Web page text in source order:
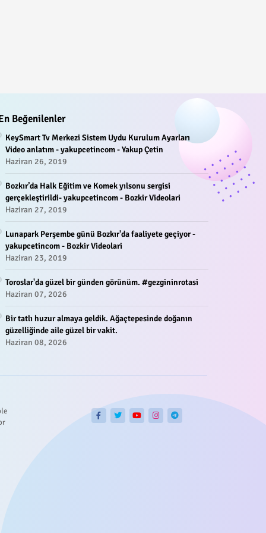
Beğenilenler
KeySmart Tv Merkezi Sistem Uydu Kurulum Ayarları
Video anlatım - yakupcetincom - Yakup Çetin
Haziran 26, 2019
Bozkır’da Halk Eğitim ve Komek yılsonu sergisi
gerçekleştirildi- yakupcetincom - Bozkir Videolari
Haziran 27, 2019
Lunapark Perşembe günü Bozkır'da faaliyete geçiyor -
yakupcetincom - Bozkir Videolari
Haziran 23, 2019
Toroslar'da güzel bir günden görünüm. #gezgininrotasi
Haziran 07, 2026
Bir tatlı huzur almaya geldik. Ağaçtepesinde doğanın
güzelliğinde aile güzel bir vakit.
Haziran 08, 2026